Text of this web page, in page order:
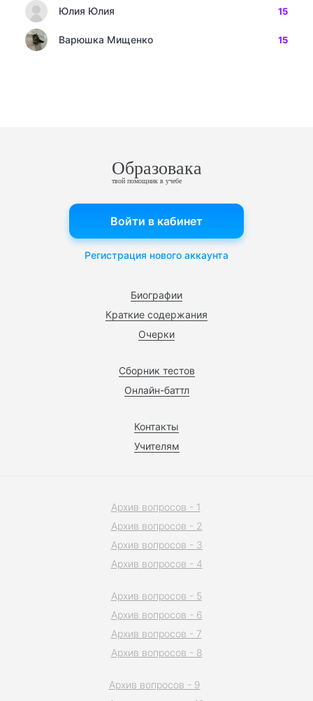
Юлия Юлия 15
Варюшка Мищенко 15
Образовака
твой помощник в учебе
Биографии
Краткие содержания
Очерки
Сборник тестов
Онлайн-баттл
Контакты
Учителям
Войти в кабинет
Регистрация нового аккаунта
Архив вопросов - 1
Архив вопросов - 2
Архив вопросов - 3
Архив вопросов - 4
Архив вопросов - 5
Архив вопросов - 6
Архив вопросов - 7
Архив вопросов - 8
Архив вопросов - 9